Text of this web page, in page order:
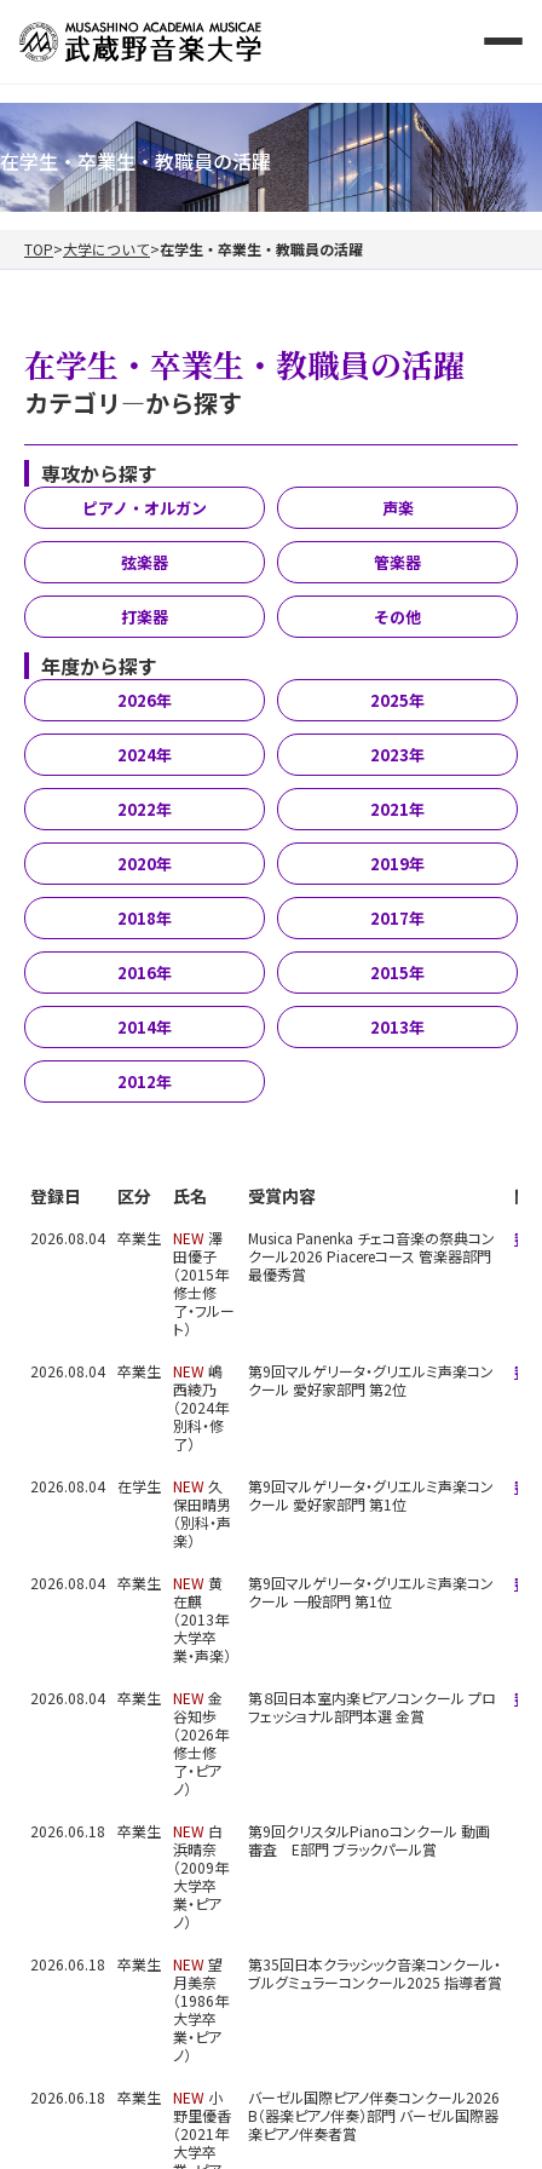
在学生・卒業生・教職員の活躍
TOP 大学について 在学生・卒業生・教職員の活躍
在学生・卒業生・教職員の活躍
カテゴリ―から探す
専攻から探す
ピアノ・オルガン 声楽
弦楽器 管楽器
打楽器 その他
年度から探す
2026年 2025年
2024年 2023年
2022年 2021年
2020年 2019年
2018年 2017年
2016年 2015年
2014年 2013年
2012年
登録日 区分 氏名 受賞内容 関
2026.08.04 卒業生 NEW 澤
田優子
（2015年
修士修
了・フルー
ト）
Musica Panenka チェコ音楽の祭典コン
クール2026 Piacereコース 管楽器部門
最優秀賞
審
2026.08.04 卒業生 NEW嶋
西綾乃
（2024年
別科・修
了）
第9回マルゲリータ・グリエルミ声楽コン
クール 愛好家部門 第2位
審
2026.08.04 在学生 NEW久
保田晴男
（別科・声
楽）
第9回マルゲリータ・グリエルミ声楽コン
クール 愛好家部門 第1位
審
2026.08.04 卒業生 NEW黄
在麒
（2013年
大学卒
業・声楽）
第9回マルゲリータ・グリエルミ声楽コン
クール 一般部門 第1位
審
2026.08.04 卒業生 NEW金
谷知歩
（2026年
修士修
了・ピア
ノ）
第８回日本室内楽ピアノコンクール プロ
フェッショナル部門本選 金賞
審
2026.06.18 卒業生 NEW 白
浜晴奈
（2009年
大学卒
業・ピア
ノ）
第9回クリスタルPianoコンクール 動画
審査 E部門 ブラックパール賞
2026.06.18 卒業生 NEW望
月美奈
（1986年
大学卒
業・ピア
ノ）
第35回日本クラッシック音楽コンクール・
ブルグミュラーコンクール2025 指導者賞
2026.06.18 卒業生 NEW 小
野里優香
（2021年
大学卒
バーゼル国際ピアノ伴奏コンクール2026
B（器楽ピアノ伴奏）部門 バーゼル国際器
楽ピアノ伴奏者賞